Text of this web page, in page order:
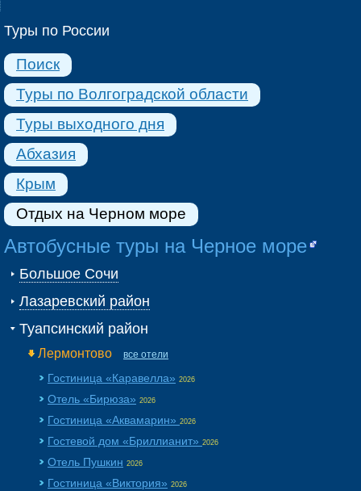
Туры по России
Поиск
Туры по Волгоградской области
Туры выходного дня
Абхазия
Крым
Отдых на Черном море
Автобусные туры на Черное море
Большое Сочи
Лазаревский район
Туапсинский район
Лермонтово все отели
Гостиница «Каравелла» 2026
Отель «Бирюза» 2026
Гостиница «Аквамарин» 2026
Гостевой дом «Бриллианит» 2026
Отель Пушкин 2026
Гостиница «Виктория» 2026